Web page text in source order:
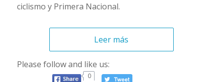
ciclismo y Primera Nacional.
Leer más
Please follow and like us:
0